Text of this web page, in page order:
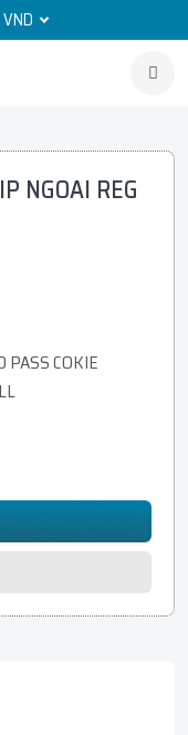
VND
NGOAI REG
PASS COKIE